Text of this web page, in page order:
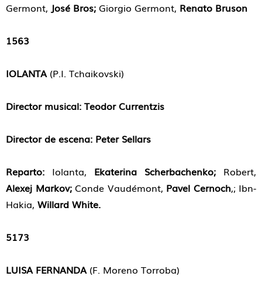
Germont, José Bros; Giorgio Germont, Renato Bruson
1563
IOLANTA (P.I. Tchaikovski)
Director musical: Teodor Currentzis
Director de escena: Peter Sellars
Reparto: Iolanta, Ekaterina Scherbachenko; Robert,
Alexej Markov; Conde Vaudémont, Pavel Cernoch,; Ibn-
Hakia, Willard White.
5173
LUISA FERNANDA (F. Moreno Torroba)